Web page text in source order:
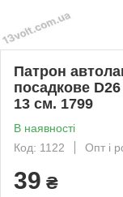
Патрон
посадкове
13 см. 1799
В наявності
Код: 1122
Опт і
39 ₴